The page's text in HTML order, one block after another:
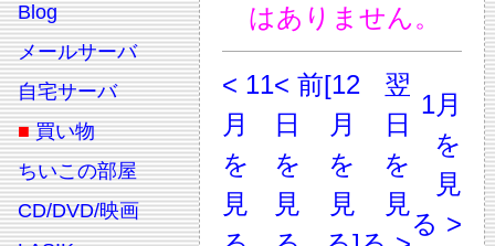
Blog
メールサーバ
自宅サーバ
■ 買い物
ちいこの部屋
CD/DVD/映画
はありません。
< 11
月
を
見
< 前
日
を
見
[12
月
を
見
翌
日
を
見
1月
を
見
る >